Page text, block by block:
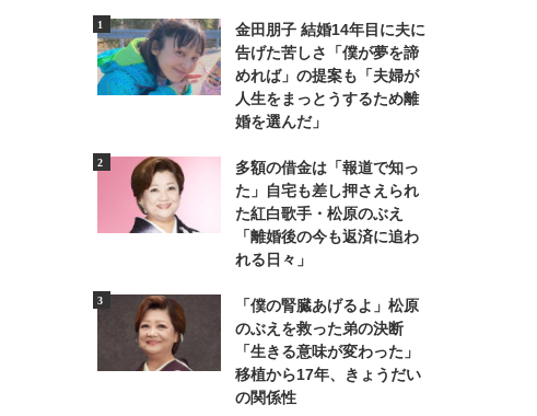
金田朋子 結婚14年目に夫に
告げた苦しさ「僕が夢を諦
めれば」の提案も「夫婦が
人生をまっとうするため離
婚を選んだ」
多額の借金は「報道で知っ
た」自宅も差し押さえられ
た紅白歌手・松原のぶえ
「離婚後の今も返済に追わ
れる日々」
「僕の腎臓あげるよ」松原
のぶえを救った弟の決断
「生きる意味が変わった」
移植から17年、きょうだい
の関係性